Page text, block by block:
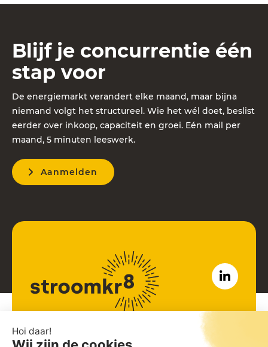
John M Keynesplein 12
Blijf je concurrentie één
stap voor
De energiemarkt verandert elke maand, maar bijna
niemand volgt het structureel. Wie het wél doet, beslist
eerder over inkoop, capaciteit en groei. Eén mail per
maand, 5 minuten leeswerk.
Aanmelden